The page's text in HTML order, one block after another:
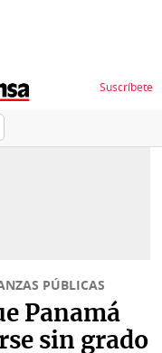
Suscríbete
PÚBLICAS
Panamá
sin grado